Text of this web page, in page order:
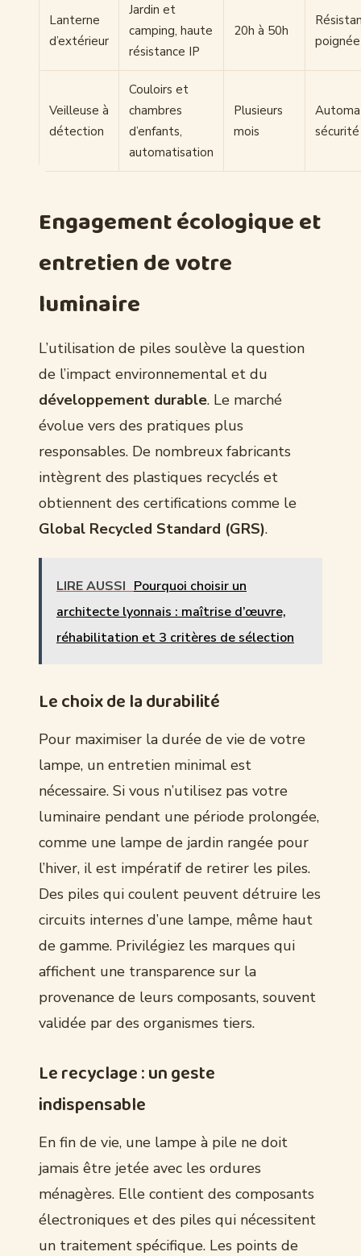
Lanterne
d’extérieur
Jardin et
camping, haute
résistance IP
20h à 50h
poignée
Veilleuse à
détection
Couloirs et
chambres
d’enfants,
automatisation
Plusieurs
mois
sécurité
Engagement écologique et
entretien de votre
luminaire
L’utilisation de piles soulève la question
de l’impact environnemental et du
développement durable. Le marché
évolue vers des pratiques plus
responsables. De nombreux fabricants
intègrent des plastiques recyclés et
obtiennent des certifications comme le
Global Recycled Standard (GRS).
LIRE AUSSI Pourquoi choisir un
architecte lyonnais : maîtrise d’œuvre,
réhabilitation et 3 critères de sélection
Le choix de la durabilité
Pour maximiser la durée de vie de votre
lampe, un entretien minimal est
nécessaire. Si vous n’utilisez pas votre
luminaire pendant une période prolongée,
comme une lampe de jardin rangée pour
l’hiver, il est impératif de retirer les piles.
Des piles qui coulent peuvent détruire les
circuits internes d’une lampe, même haut
de gamme. Privilégiez les marques qui
affichent une transparence sur la
provenance de leurs composants, souvent
validée par des organismes tiers.
Le recyclage : un geste
indispensable
En fin de vie, une lampe à pile ne doit
jamais être jetée avec les ordures
ménagères. Elle contient des composants
électroniques et des piles qui nécessitent
un traitement spécifique. Les points de